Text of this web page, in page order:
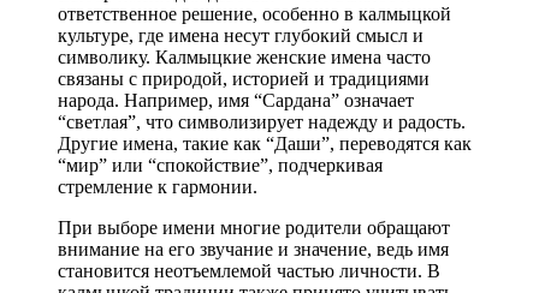
ответственное решение, особенно в калмыцкой
культуре, где имена несут глубокий смысл и
символику. Калмыцкие женские имена часто
связаны с природой, историей и традициями
народа. Например, имя “Сардана” означает
“светлая”, что символизирует надежду и радость.
Другие имена, такие как “Даши”, переводятся как
“мир” или “спокойствие”, подчеркивая
стремление к гармонии.
При выборе имени многие родители обращают
внимание на его звучание и значение, ведь имя
становится неотъемлемой частью личности. В